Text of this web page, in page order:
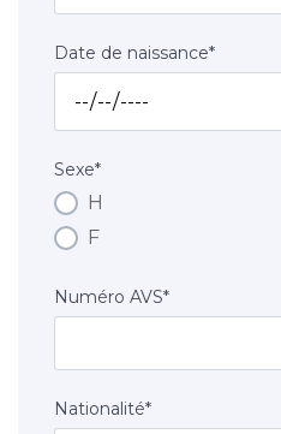
Date de naissance*
Sexe*
H
F
Numéro AVS*
Nationalité*